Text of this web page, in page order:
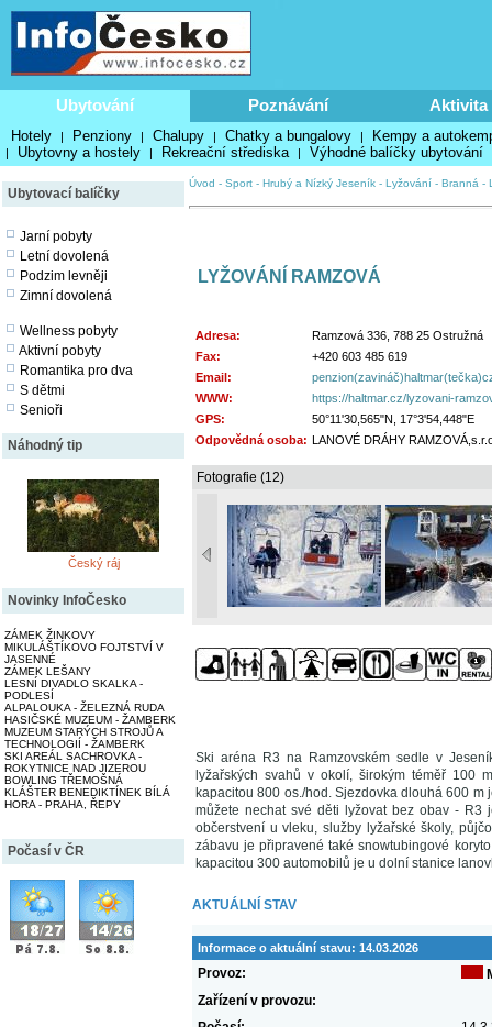
Ubytování Poznávání Aktivita
Hotely | Penziony | Chalupy | Chatky a bungalovy | Kempy a
| Ubytovny a hostely | Rekreační střediska | Výhodné balíčky ubytování
Ubytovací balíčky
Jarní pobyty
Letní dovolená
Podzim levněji
Zimní dovolená
Wellness pobyty
Aktivní pobyty
Romantika pro dva
S dětmi
Senioři
Náhodný tip
Český ráj
Novinky InfoČesko
ZÁMEK ŽINKOVY
MIKULÁŠTÍKOVO FOJTSTVÍ V
JASENNÉ
ZÁMEK LEŠANY
LESNÍ DIVADLO SKALKA -
PODLESÍ
ALPALOUKA - ŽELEZNÁ RUDA
HASIČSKÉ MUZEUM - ŽAMBERK
MUZEUM STARÝCH STROJŮ A
TECHNOLOGIÍ - ŽAMBERK
SKI AREÁL SACHROVKA -
ROKYTNICE NAD JIZEROU
BOWLING TŘEMOŠNÁ
KLÁŠTER BENEDIKTÍNEK BÍLÁ
HORA - PRAHA, ŘEPY
Počasí v ČR
Úvod - Sport - Hrubý a Nízký Jeseník - Lyžování - Branná -
LYŽOVÁNÍ RAMZOVÁ
Adresa:
Ramzová 336, 788 25 Ostružná
Fax:
+420 603 485 619
Email:
WWW:
https://haltmar.cz/lyzovani-
GPS:
50°11'30,565"N, 17°3'54,448"E
Odpovědná osoba: LANOVÉ DRÁHY
Fotografie (12)
Ski aréna R3 na Ramzovském sedle v
lyžařských svahů v okolí, širokým téměř 100
kapacitou 800 os./hod. Sjezdovka dlouhá 600
můžete nechat své děti lyžovat bez obav - R3
občerstvení u vleku, služby lyžařské školy,
zábavu je připravené také snowtubingové
kapacitou 300 automobilů je u dolní stanice
AKTUÁLNÍ STAV
Informace o aktuální stavu: 14.03.2026
Provoz:
Zařízení v provozu: